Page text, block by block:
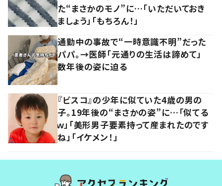
た“まさかのモノ”に…「いただいておき
ましょう」「もちろん！」
通勤中の事故で“一時意識不明”だった
パパ。→医師「元通りの生活は諦めて」
数年後の姿に迫る
『ビスコ』の少年に似ていた4歳の男の
子。19年後の“まさかの姿”に…「似てる
ｗ」「美形男子要素持って産まれたのです
ね」「イケメン！」